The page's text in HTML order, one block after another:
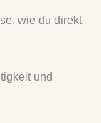
wie du direkt
und